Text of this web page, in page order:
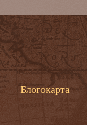
Блогокарта